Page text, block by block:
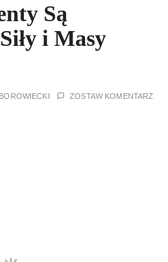
Są
i Masy
ZOSTAW KOMENTARZ